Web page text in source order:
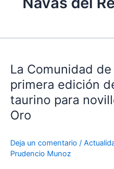
La Comunidad
primera edición
taurino para
Oro
Deja un comentario /
Prudencio Munoz
de
Madrid
celebra
la
primera
del
certamen